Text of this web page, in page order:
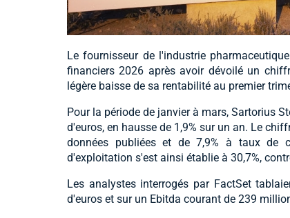
Le fournisseur de l'industrie
financiers 2026 après avoir dévoilé un
légère baisse de sa rentabilité au premier
Pour la période de janvier à mars, Sartorius
d'euros, en hausse de 1,9% sur un an. Le
données publiées et de 7,9% à taux de
d'exploitation s'est ainsi établie à 30,7%,
Les analystes interrogés par FactSet
d'euros et sur un Ebitda courant de 239